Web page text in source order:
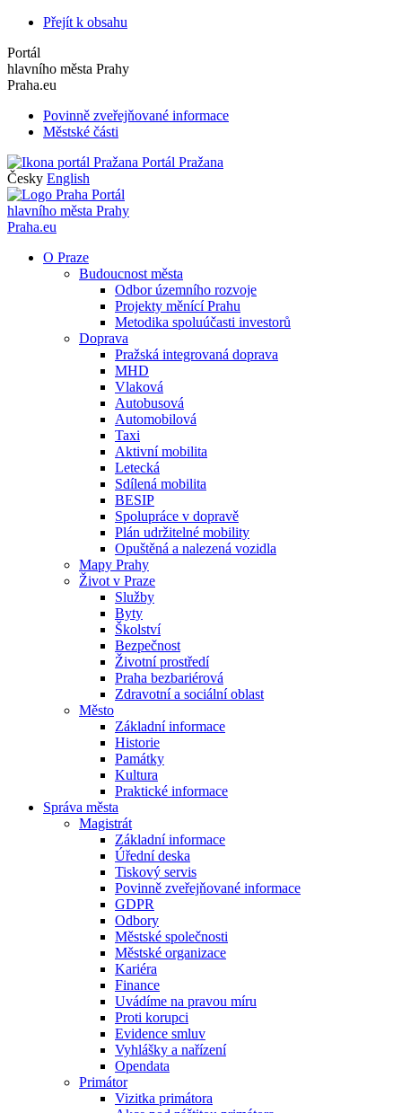
Přejít k obsahu
Portál
hlavního města Prahy
Praha.eu
Povinně zveřejňované informace
Městské části
Portál Pražana
Česky English
Portál
hlavního města Prahy
Praha.eu
O Praze
Budoucnost města
Odbor územního rozvoje
Projekty měnící Prahu
Metodika spoluúčasti investorů
Doprava
Pražská integrovaná doprava
MHD
Vlaková
Autobusová
Automobilová
Taxi
Aktivní mobilita
Letecká
Sdílená mobilita
BESIP
Spolupráce v dopravě
Plán udržitelné mobility
Opuštěná a nalezená vozidla
Mapy Prahy
Život v Praze
Služby
Byty
Školství
Bezpečnost
Životní prostředí
Praha bezbariérová
Zdravotní a sociální oblast
Město
Základní informace
Historie
Památky
Kultura
Praktické informace
Správa města
Magistrát
Základní informace
Úřední deska
Tiskový servis
Povinně zveřejňované informace
GDPR
Odbory
Městské společnosti
Městské organizace
Kariéra
Finance
Uvádíme na pravou míru
Proti korupci
Evidence smluv
Vyhlášky a nařízení
Opendata
Primátor
Vizitka primátora